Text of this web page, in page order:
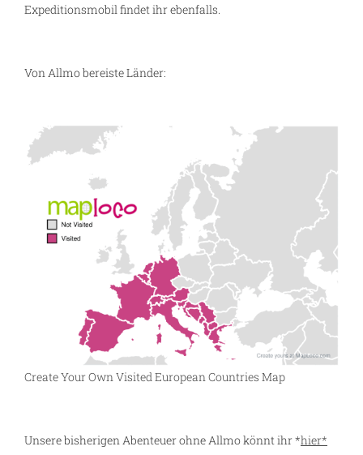
Expeditionsmobil findet ihr ebenfalls.
Von Allmo bereiste Länder:
Create Your Own Visited European Countries Map
Unsere bisherigen Abenteuer ohne Allmo könnt ihr *hier*